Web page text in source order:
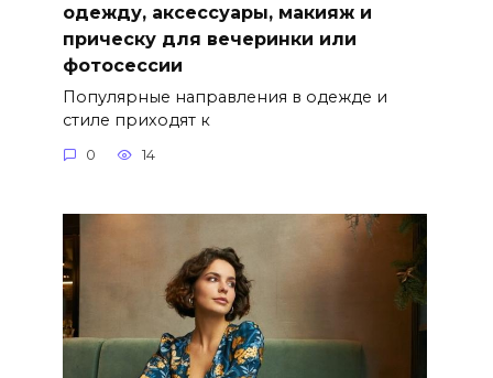
одежду, аксессуары, макияж и
прическу для вечеринки или
фотосессии
Популярные направления в одежде и
стиле приходят к
0 14